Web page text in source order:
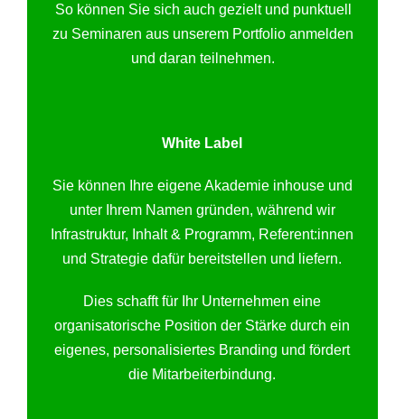
So können Sie sich auch gezielt und punktuell
zu Seminaren aus unserem Portfolio anmelden
und daran teilnehmen.
White Label
Sie können Ihre eigene Akademie inhouse und
unter Ihrem Namen gründen, während wir
Infrastruktur, Inhalt & Programm, Referent:innen
und Strategie dafür bereitstellen und liefern.
Dies schafft für Ihr Unternehmen eine
organisatorische Position der Stärke durch ein
eigenes, personalisiertes Branding und fördert
die Mitarbeiterbindung.